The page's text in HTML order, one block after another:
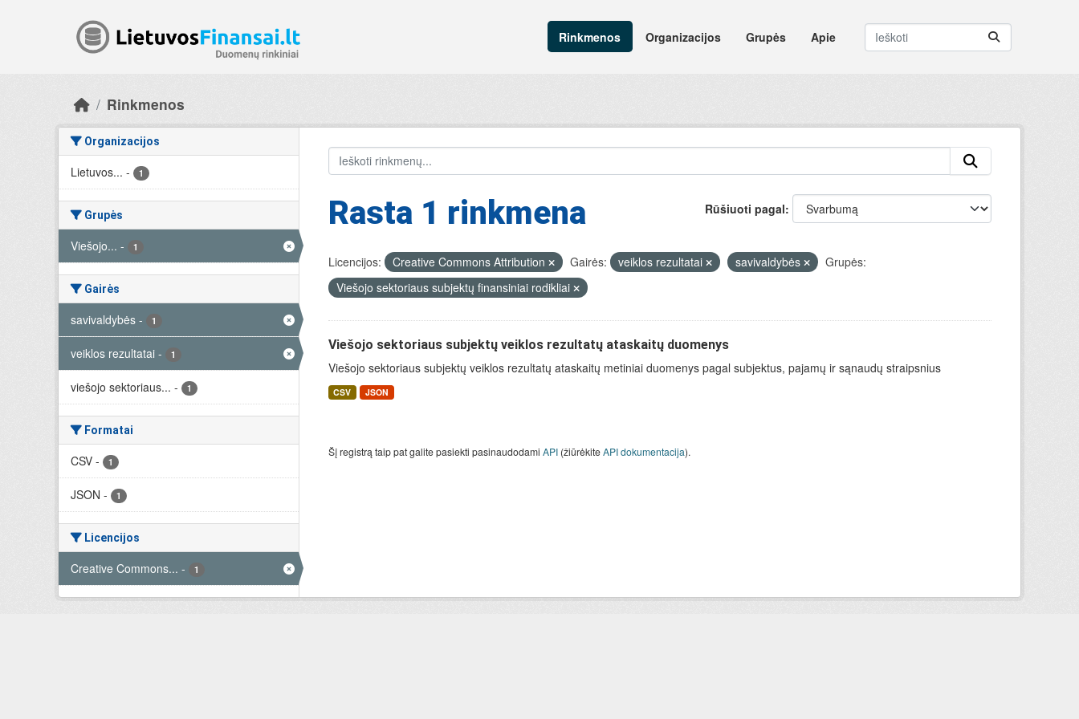
Rinkmenos
Organizacijos Grupės Apie
Rinkmenos
Organizacijos
Lietuvos... - 1
Grupės
Viešojo... - 1
Gairės
savivaldybės - 1
veiklos rezultatai - 1
viešojo sektoriaus... - 1
Formatai
CSV - 1
JSON - 1
Licencijos
Creative Commons... - 1
Rūšiuoti pagal
Rasta 1 rinkmena
Licencijos: Creative Commons Attribution Gairės: veiklos rezultatai savivaldybės
Grupės:
Viešojo sektoriaus subjektų finansiniai rodikliai
Viešojo sektoriaus subjektų veiklos rezultatų ataskaitų duomenys
Viešojo sektoriaus subjektų veiklos rezultatų ataskaitų metiniai duomenys pagal subjektus, pajamų ir sąnaudų straipsnius
CSV JSON
Šį registrą taip pat galite pasiekti pasinaudodami API(žiūrėkiteAPI dokumentacija).